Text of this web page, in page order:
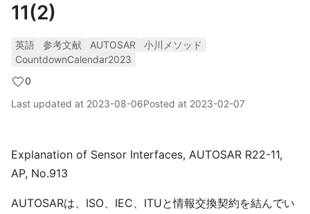
11(2)
英語 参考文献 AUTOSAR
小川メソッド
CountdownCalendar2023
0
Last updated at 2023-08-06Posted at 2023-02-07
Explanation of Sensor Interfaces, AUTOSAR R22-11,
AP, No.913
AUTOSARは、ISO、IEC、ITUと情報交換契約を結んでい